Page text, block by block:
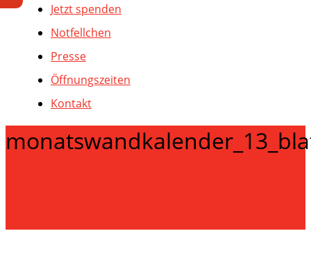
Jetzt spenden
Notfellchen
Presse
Öffnungszeiten
Kontakt